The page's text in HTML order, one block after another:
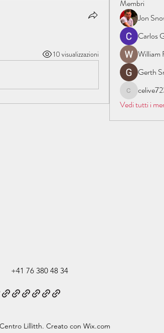
10 visualizzazioni
Membri
Jon
Carlos
William
Gerth
celive7235
Vedi tutti i
+41 76 380 48 34
Lillitth. Creato con Wix.com